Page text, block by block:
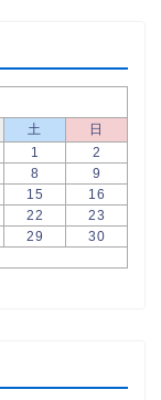
土
日
1
2
8
9
15
16
22
23
29
30